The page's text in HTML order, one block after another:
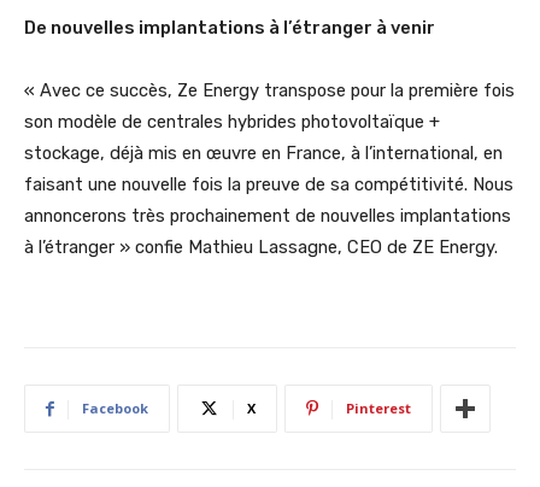
De nouvelles implantations à l’étranger à venir
« Avec ce succès, Ze Energy transpose pour la première fois
son modèle de centrales hybrides photovoltaïque +
stockage, déjà mis en œuvre en France, à l’international, en
faisant une nouvelle fois la preuve de sa compétitivité. Nous
annoncerons très prochainement de nouvelles implantations
à l’étranger » confie Mathieu Lassagne, CEO de ZE Energy.
Facebook X Pinterest